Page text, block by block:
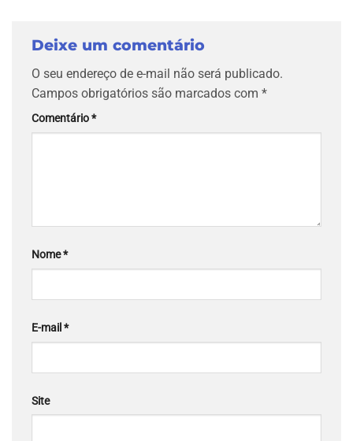
Deixe um comentário
O seu endereço de e-mail não será publicado.
Campos obrigatórios são marcados com *
Comentário*
Nome*
E-mail *
Site